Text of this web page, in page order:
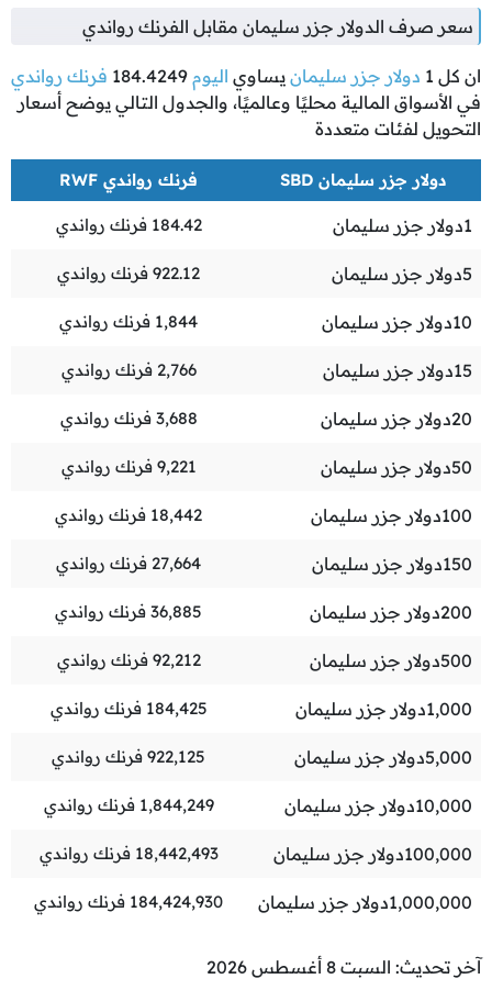
سعر صرف الدولار جزر سليمان مقابل الفرنك رواندي
ان كل 1 دولار جزر سليمان يساوي اليوم 184.4249 فرنك رواندي
في الأسواق المالية محليًا وعالميًا، والجدول التالي يوضح أسعار
التحويل لفئات متعددة
دولار جزر سليمان SBD فرنك رواندي RWF
1دولار جزر سليمان 184.42 فرنك رواندي
5دولار جزر سليمان 922.12 فرنك رواندي
10دولار جزر سليمان 1,844 فرنك رواندي
15دولار جزر سليمان 2,766 فرنك رواندي
20دولار جزر سليمان 3,688 فرنك رواندي
50دولار جزر سليمان 9,221 فرنك رواندي
100دولار جزر سليمان 18,442 فرنك رواندي
150دولار جزر سليمان 27,664 فرنك رواندي
200دولار جزر سليمان 36,885 فرنك رواندي
500دولار جزر سليمان 92,212 فرنك رواندي
1,000دولار جزر سليمان 184,425 فرنك رواندي
5,000دولار جزر سليمان 922,125 فرنك رواندي
10,000دولار جزر سليمان 1,844,249 فرنك رواندي
100,000دولار جزر سليمان 18,442,493 فرنك رواندي
1,000,000دولار جزر سليمان 184,424,930 فرنك رواندي
آخر تحديث: السبت 8 أغسطس 2026